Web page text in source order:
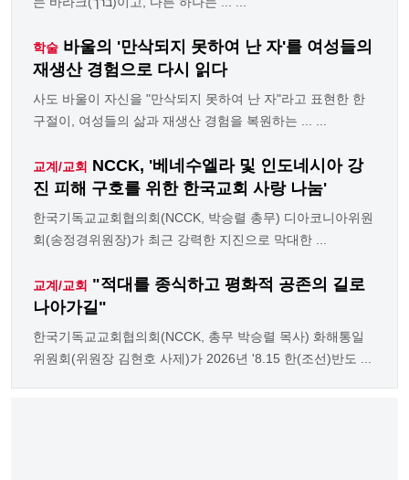
학술 바울의 '만삭되지 못하여 난 자'를 여성들의
재생산 경험으로 다시 읽다
사도 바울이 자신을 "만삭되지 못하여 난 자"라고 표현한 한
구절이, 여성들의 삶과 재생산 경험을 복원하는 ... ...
교계/교회 NCCK, '베네수엘라 및 인도네시아 강
진 피해 구호를 위한 한국교회 사랑 나눔'
한국기독교교회협의회(NCCK, 박승렬 총무) 디아코니아위원
회(송정경위원장)가 최근 강력한 지진으로 막대한 ...
교계/교회 "적대를 종식하고 평화적 공존의 길로
나아가길"
한국기독교교회협의회(NCCK, 총무 박승렬 목사) 화해통일
위원회(위원장 김현호 사제)가 2026년 '8.15 한(조선)반도 ...